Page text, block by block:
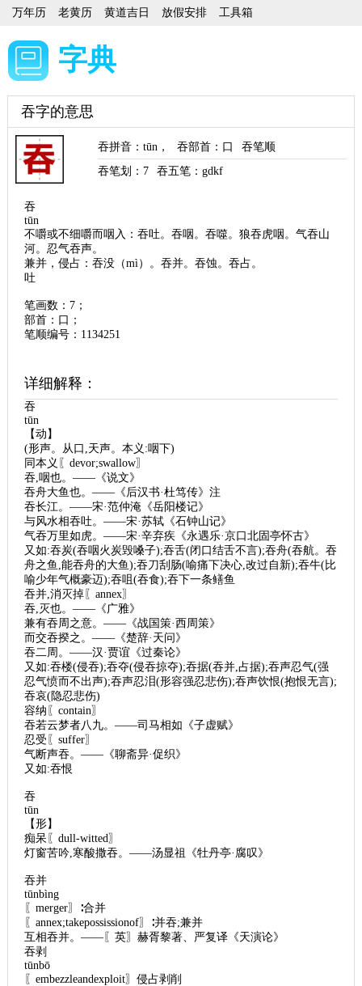
万年历 老黄历 黄道吉日 放假安排 工具箱
字典
吞字的意思
吞拼音 ：tūn ， 吞部首 ：口
吞笔顺
吞笔划： 7 吞五笔：gdkf
吞
tūn
不嚼或不细嚼而咽入：吞吐。吞咽。吞噬。狼吞虎咽。气吞山
河。忍气吞声。
兼并，侵占：吞没（mì）。吞并。吞蚀。吞占。
吐
笔画数：7；
部首：口；
笔顺编号：1134251
详细解释：
吞
tūn
【动】
(形声。从口,天声。本义:咽下)
同本义〖devor;swallow〗
吞,咽也。——《说文》
吞舟大鱼也。——《后汉书·杜笃传》注
吞长江。——宋·范仲淹《岳阳楼记》
与风水相吞吐。——宋·苏轼《石钟山记》
气吞万里如虎。——宋·辛弃疾《永遇乐·京口北固亭怀古》
又如:吞炭(吞咽火炭毁嗓子);吞舌(闭口结舌不言);吞舟(吞航。吞
舟之鱼,能吞舟的大鱼);吞刀刮肠(喻痛下决心,改过自新);吞牛(比
喻少年气概豪迈);吞咀(吞食);吞下一条鳝鱼
吞并,消灭掉〖annex〗
吞,灭也。——《广雅》
兼有吞周之意。——《战国策·西周策》
而交吞揆之。——《楚辞·天问》
吞二周。——汉·贾谊《过秦论》
又如:吞楼(侵吞);吞夺(侵吞掠夺);吞据(吞并,占据);吞声忍气(强
忍气愤而不出声);吞声忍泪(形容强忍悲伤);吞声饮恨(抱恨无言);
吞哀(隐忍悲伤)
容纳〖contain〗
吞若云梦者八九。——司马相如《子虚赋》
忍受〖suffer〗
气断声吞。——《聊斋异·促织》
又如:吞恨
吞
tūn
【形】
痴呆〖dull-witted〗
灯窗苦吟,寒酸撒吞。——汤显祖《牡丹亭·腐叹》
吞并
tūnbìng
〖merger〗∶合并
〖annex;takepossissionof〗∶并吞;兼并
互相吞并。——〖英〗赫胥黎著、严复译《天演论》
吞剥
tūnbō
〖embezzleandexploit〗侵占剥削